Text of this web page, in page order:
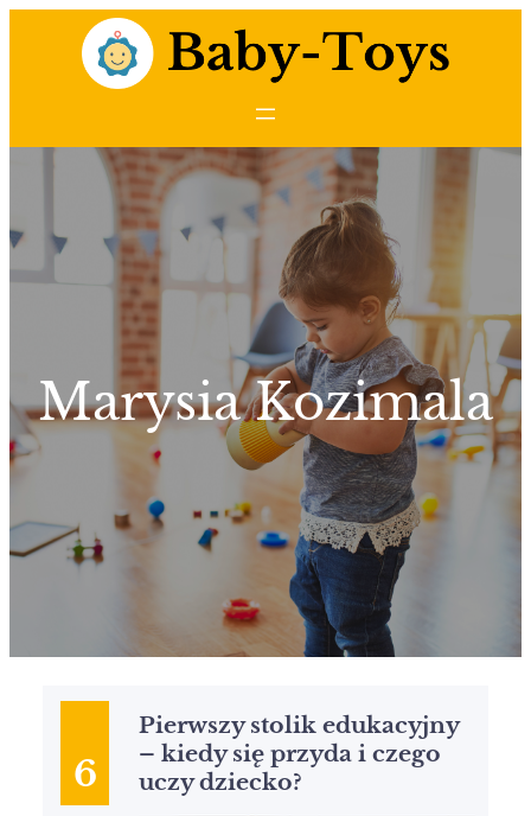
Marysia Kozimala
6
Pierwszy stolik edukacyjny
– kiedy się przyda i czego
uczy dziecko?